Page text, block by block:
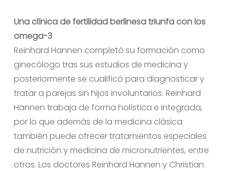
Una clínica de fertilidad berlinesa triunfa con los
omega-3
Reinhard Hannen completó su formación como
ginecólogo tras sus estudios de medicina y
posteriormente se cualificó para diagnosticar y
tratar a parejas sin hijos involuntarios. Reinhard
Hannen trabaja de forma holística e integrada,
por lo que además de la medicina clásica
también puede ofrecer tratamientos especiales
de nutrición y medicina de micronutrientes, entre
otros. Los doctores Reinhard Hannen y Christian